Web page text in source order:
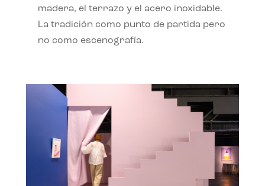
madera, el terrazo y el acero inoxidable.
La tradición como punto de partida pero
no como escenografía.